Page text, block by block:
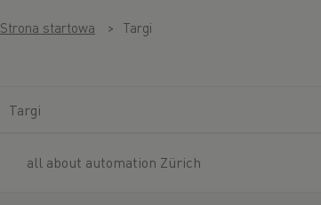
Strona startowa Targi
Targi
all about automation Zürich